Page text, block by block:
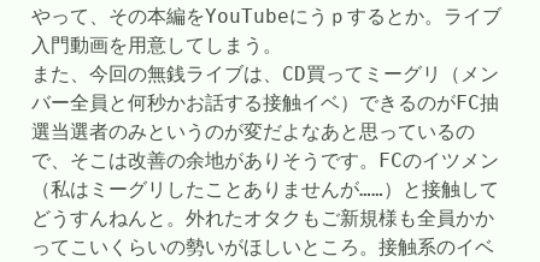
やって、その本編をYouTubeにうｐするとか。ライブ
入門動画を用意してしまう。
また、今回の無銭ライブは、CD買ってミーグリ（メン
バー全員と何秒かお話する接触イベ）できるのがFC抽
選当選者のみというのが変だよなあと思っているの
で、そこは改善の余地がありそうです。FCのイツメン
（私はミーグリしたことありませんが……）と接触して
どうすんねんと。外れたオタクもご新規様も全員かか
ってこいくらいの勢いがほしいところ。接触系のイベ